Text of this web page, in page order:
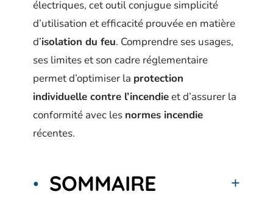
électriques, cet outil conjugue simplicité
d’utilisation et efficacité prouvée en matière
d’isolation du feu. Comprendre ses usages,
ses limites et son cadre réglementaire
permet d’optimiser la protection
individuelle contre l’incendieet d’assurer la
conformité avec les normes incendie
récentes.
SOMMAIRE